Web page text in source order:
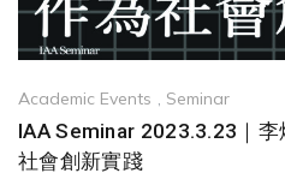
Academic Events , Seminar
IAA Seminar 2023.3.23｜
社會創新實踐